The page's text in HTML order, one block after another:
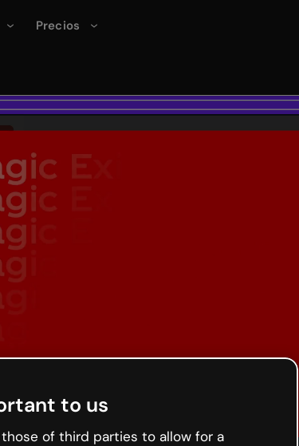
Precios
to us
of third parties to allow for a